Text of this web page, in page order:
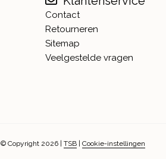
Contact
Retourneren
Sitemap
Veelgestelde vragen
© Copyright 2026 | TSB | Cookie-instellingen